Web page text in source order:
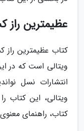
عظیمترین
کتاب عظیمترین راز
ویتالی است که در
انتشارات نسل
ویتالی، این کتاب
کتاب، راهنمای